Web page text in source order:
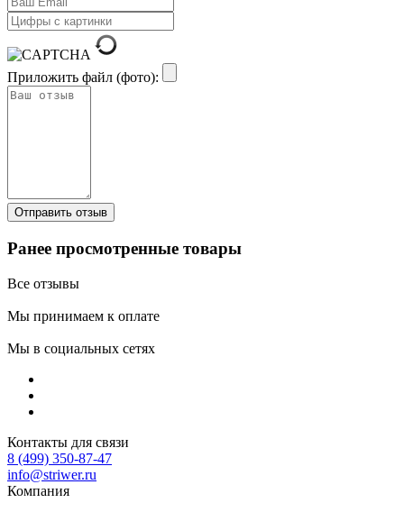
Приложить файл (фото):
Ранее просмотренные товары
Все отзывы
Мы принимаем к оплате
Мы в социальных сетях
Контакты для связи
8 (499) 350-87-47
info@striwer.ru
Компания